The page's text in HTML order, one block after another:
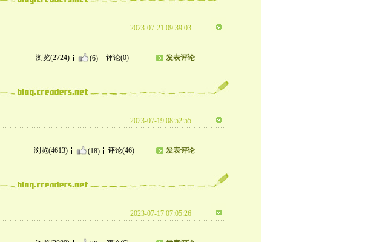
2023-07-21 09:39:03
浏览(2724) (6) 评论(0) 发表评论
2023-07-19 08:52:55
浏览(4613) (18) 评论(46) 发表评论
2023-07-17 07:05:26